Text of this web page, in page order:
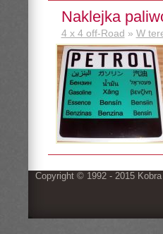
Naklejka
4 x 4 off-Road » W
Copyright © 1992 - 2015 Kobra